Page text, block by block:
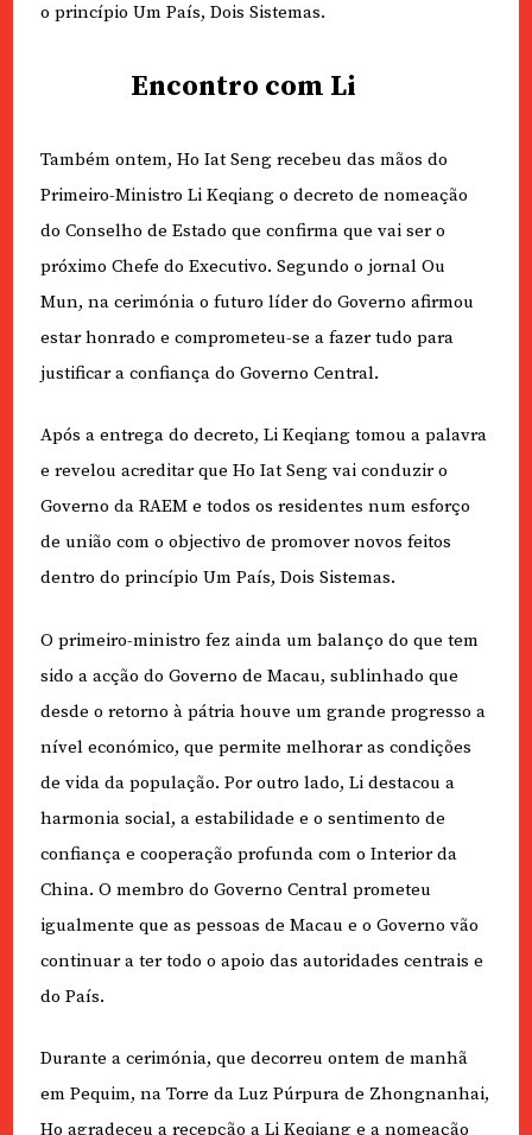
o princípio Um País, Dois Sistemas.
Encontro com Li
Também ontem, Ho Iat Seng recebeu das mãos do
Primeiro-Ministro Li Keqiang o decreto de nomeação
do Conselho de Estado que confirma que vai ser o
próximo Chefe do Executivo. Segundo o jornal Ou
Mun, na cerimónia o futuro líder do Governo afirmou
estar honrado e comprometeu-se a fazer tudo para
justificar a confiança do Governo Central.
Após a entrega do decreto, Li Keqiang tomou a palavra
e revelou acreditar que Ho Iat Seng vai conduzir o
Governo da RAEM e todos os residentes num esforço
de união com o objectivo de promover novos feitos
dentro do princípio Um País, Dois Sistemas.
O primeiro-ministro fez ainda um balanço do que tem
sido a acção do Governo de Macau, sublinhado que
desde o retorno à pátria houve um grande progresso a
nível económico, que permite melhorar as condições
de vida da população. Por outro lado, Li destacou a
harmonia social, a estabilidade e o sentimento de
confiança e cooperação profunda com o Interior da
China. O membro do Governo Central prometeu
igualmente que as pessoas de Macau e o Governo vão
continuar a ter todo o apoio das autoridades centrais e
do País.
Durante a cerimónia, que decorreu ontem de manhã
em Pequim, na Torre da Luz Púrpura de Zhongnanhai,
Ho agradeceu a recepção a Li Keqiang e a nomeação